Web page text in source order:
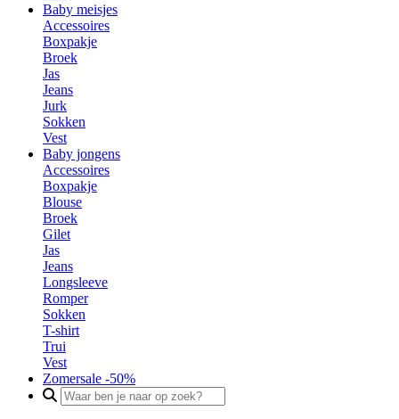
Baby meisjes
Accessoires
Boxpakje
Broek
Jas
Jeans
Jurk
Sokken
Vest
Baby jongens
Accessoires
Boxpakje
Blouse
Broek
Gilet
Jas
Jeans
Longsleeve
Romper
Sokken
T-shirt
Trui
Vest
Zomersale -50%
Search
for: